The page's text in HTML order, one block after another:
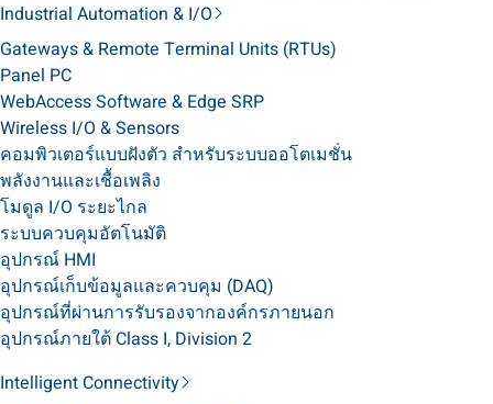
Industrial Automation & I/O
Gateways & Remote Terminal Units (RTUs)
Panel PC
WebAccess Software & Edge SRP
Wireless I/O & Sensors
คอมพิวเตอร์แบบฝังตัว สำหรับระบบออโตเมชั่น
พลังงานและเชื้อเพลิง
โมดูล I/O ระยะไกล
ระบบควบคุมอัตโนมัติ
อุปกรณ์ HMI
อุปกรณ์เก็บข้อมูลและควบคุม (DAQ)
อุปกรณ์ที่ผ่านการรับรองจากองค์กรภายนอก
อุปกรณ์ภายใต้ Class I, Division 2
Intelligent Connectivity